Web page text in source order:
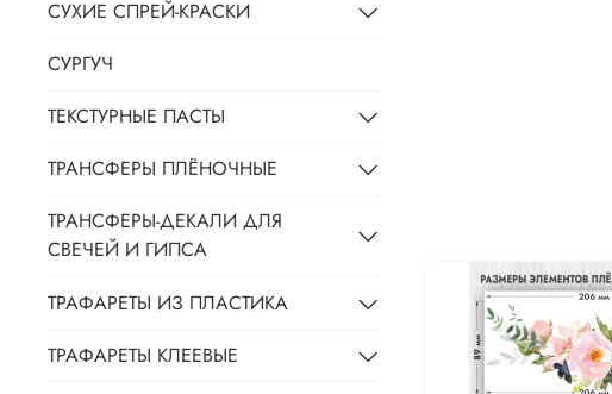
СУХИЕ СПРЕЙ-КРАСКИ
СУРГУЧ
ТЕКСТУРНЫЕ ПАСТЫ
ТРАНСФЕРЫ ПЛЁНОЧНЫЕ
ТРАНСФЕРЫ-ДЕКАЛИ ДЛЯ
СВЕЧЕЙ И ГИПСА
ТРАФАРЕТЫ ИЗ ПЛАСТИКА
ТРАФАРЕТЫ КЛЕЕВЫЕ